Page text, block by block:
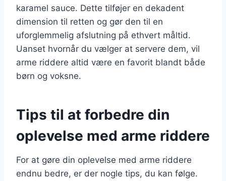
karamel sauce. Dette tilføjer en dekadent
dimension til retten og gør den til en
uforglemmelig afslutning på ethvert måltid.
Uanset hvornår du vælger at servere dem, vil
arme riddere altid være en favorit blandt både
børn og voksne.
Tips til at forbedre din
oplevelse med arme riddere
For at gøre din oplevelse med arme riddere
endnu bedre, er der nogle tips, du kan følge.